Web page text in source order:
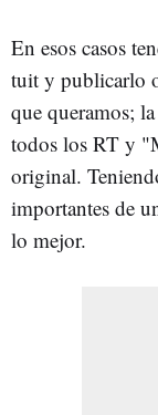
En esos casos
tuit y publicarlo
que queramos;
todos los RT y
original.
importantes de
lo mejor.